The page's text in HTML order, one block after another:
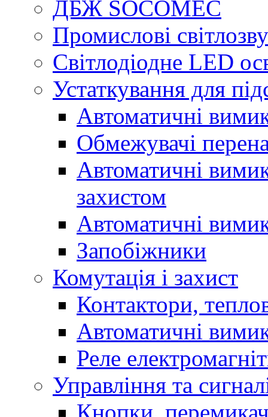
ДБЖ SOCOMEC
Промислові
Світлодіодне LED
Устаткування для
Автоматичні
Обмежувачі
Автоматичні
захистом
Автоматичні
Запобіжники
Комутація і захист
Контактори,
Автоматичні
Реле
Управління та
Кнопки,